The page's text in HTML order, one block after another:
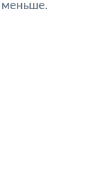
меньше.